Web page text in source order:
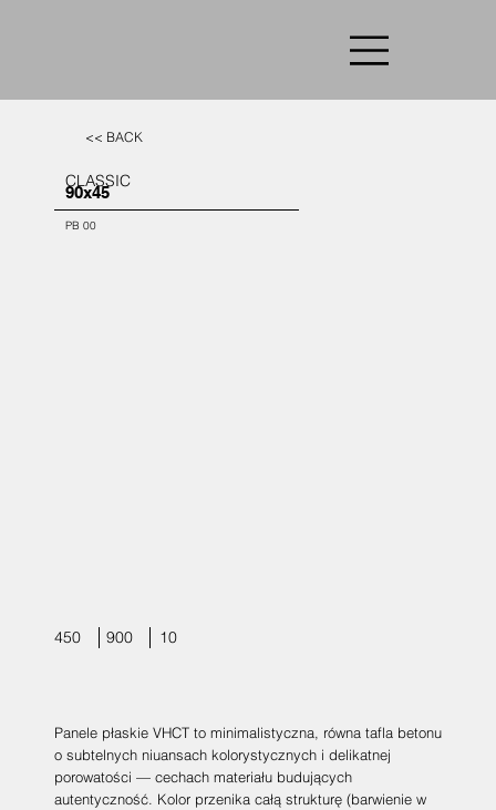
<< BACK
CLASSIC
90x45
PB 00
450 900 10
Panele płaskie VHCT to minimalistyczna, równa tafla betonu
o subtelnych niuansach kolorystycznych i delikatnej
porowatości — cechach materiału budujących
autentyczność. Kolor przenika całą strukturę (barwienie w